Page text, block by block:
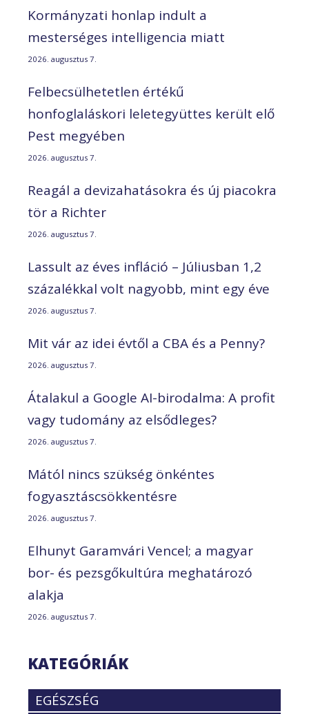
Kormányzati honlap indult a
mesterséges intelligencia miatt
2026. augusztus 7.
Felbecsülhetetlen értékű
honfoglaláskori leletegyüttes került elő
Pest megyében
2026. augusztus 7.
Reagál a devizahatásokra és új piacokra
tör a Richter
2026. augusztus 7.
Lassult az éves infláció – Júliusban 1,2
százalékkal volt nagyobb, mint egy éve
2026. augusztus 7.
Mit vár az idei évtől a CBA és a Penny?
2026. augusztus 7.
Átalakul a Google AI-birodalma: A profit
vagy tudomány az elsődleges?
2026. augusztus 7.
Mától nincs szükség önkéntes
fogyasztáscsökkentésre
2026. augusztus 7.
Elhunyt Garamvári Vencel; a magyar
bor- és pezsgőkultúra meghatározó
alakja
2026. augusztus 7.
KATEGÓRIÁK
EGÉSZSÉG